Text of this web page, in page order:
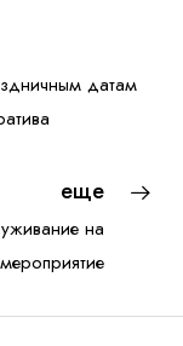
датам
еще
на